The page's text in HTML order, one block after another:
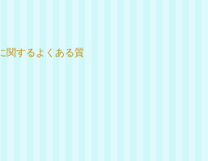
関するよくある質